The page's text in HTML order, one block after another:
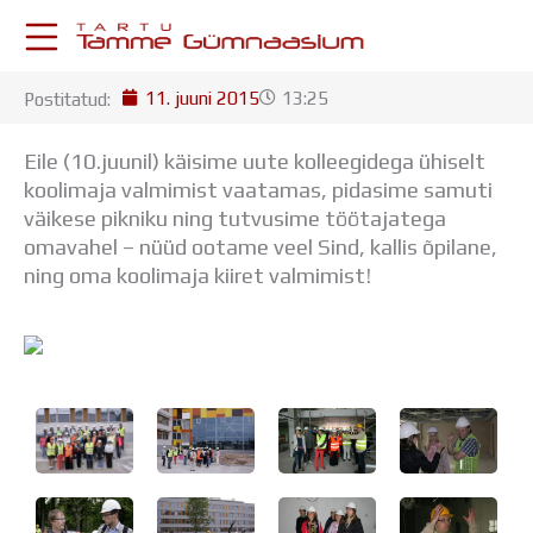
KESKKONNAD
Postkast
Drive
Tamme TV
Tamme Leht
Kooliraadio
Aastaplaan
Õppekava
Ainepassid
Huviringid
Õpilastööd (UPT)
Postitatud: 11. juuni 2015 13:25
Eile (10.juunil) käisime uute kolleegidega ühiselt
koolimaja valmimist vaatamas, pidasime samuti
väikese pikniku ning tutvusime töötajatega
omavahel – nüüd ootame veel Sind, kallis õpilane,
ning oma koolimaja kiiret valmimist!